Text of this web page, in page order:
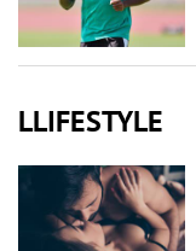
LLIFESTYLE